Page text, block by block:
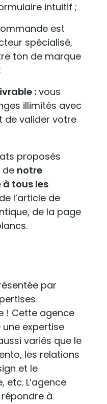
intuitif ;
est
spécialisé,
ton de marque
: vous
illimités avec
de valider votre
proposés
de notre
tous les
l’article de
de la page
par
! Cette agence
expertise
variés que le
les relations
et le
etc. L’agence
à